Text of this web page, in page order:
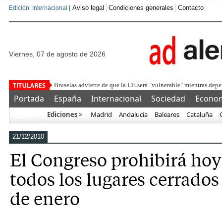
Edición: Internacional | Aviso legal Condiciones generales Contacto
viernes, 07 de agosto de 2026
Bruselas advierte de que la UE será "vulnerable" mientras
Portada España Internacional Sociedad
Ediciones > Madrid Andalucía Baleares Cataluña
21/12/2010
El Congreso prohibirá
todos los lugares
de enero